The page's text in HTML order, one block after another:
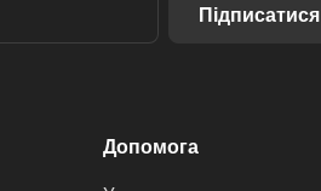
Підписатися
Допомога